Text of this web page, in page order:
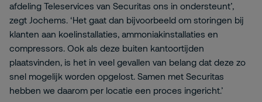
afdeling Teleservices van Securitas ons in ondersteunt’,
zegt Jochems. ‘Het gaat dan bijvoorbeeld om storingen bij
klanten aan koelinstallaties, ammoniakinstallaties en
compressors. Ook als deze buiten kantoortijden
plaatsvinden, is het in veel gevallen van belang dat deze zo
snel mogelijk worden opgelost. Samen met Securitas
hebben we daarom per locatie een proces ingericht.’